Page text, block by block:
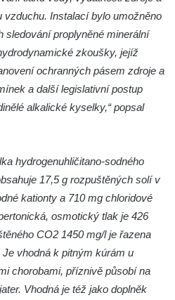
Rybniště-
Šternberk u
Újezdě
Třtěno a
vzduchu. Instalací bylo umožněno
sledování proplyněné minerální
zkoušky, jejíž
ochranných pásem zdroje a
a další legislativní postup
alkalické kyselky,“ popsal
hydrogenuhličitano-sodného
17,5 g rozpuštěných solí v
kationty a 710 mg chloridové
osmotický tlak je 426
CO2 1450 mg/l je řazena
vhodná k pitným kúrám u
chorobami, příznivě působí na
Vhodná je též jako doplněk